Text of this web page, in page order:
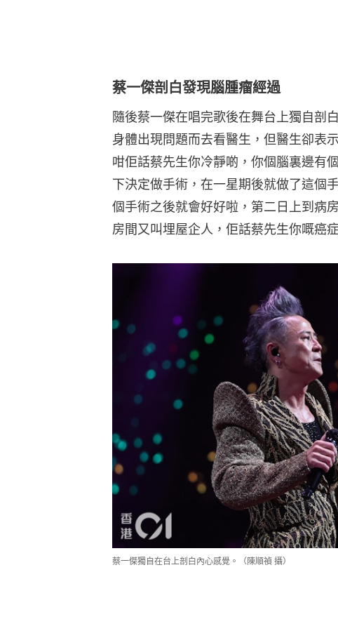
蔡一傑剖白發現腦腫瘤經過
隨後蔡一傑在唱完歌後在舞台上獨自剖
身體出現問題而去看醫生，但醫生卻表
咁佢話蔡先生你冷靜啲，你個腦裏邊有
下決定做手術，在一星期後就做了這個
個手術之後就會好好啦，第二日上到病
房間又叫埋屋企人，佢話蔡先生你嘅癌
蔡一傑獨自在台上剖白內心感覺。（陳順禎 攝）